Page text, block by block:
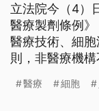
立法院今（4）
醫療製劑條例
醫療技術、細
則，非醫療機
醫療 細胞